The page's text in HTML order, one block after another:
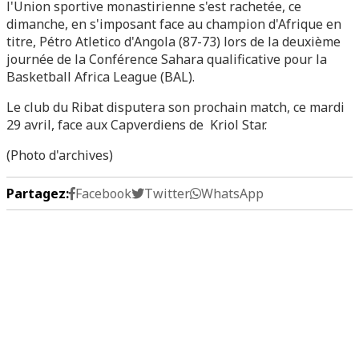
l'Union sportive monastirienne s'est rachetée, ce
dimanche, en s'imposant face au champion d'Afrique en
titre, Pétro Atletico d'Angola (87-73) lors de la deuxième
journée de la Conférence Sahara qualificative pour la
Basketball Africa League (BAL).
Le club du Ribat disputera son prochain match, ce mardi
29 avril, face aux Capverdiens de Kriol Star.
(Photo d'archives)
Partagez: Facebook Twitter WhatsApp